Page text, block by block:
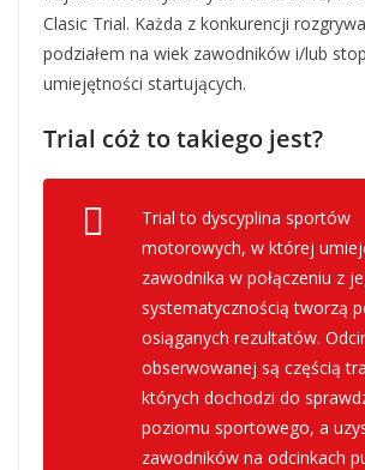
Clasic Trial. Każda z konkurencji
podziałem na wiek zawodników i/lub
umiejętności startujących.
Trial cóż to takiego jest?
Trial to dyscyplina sportów
motorowych, w której
zawodnika w połączeniu z
systematycznością tworzą
osiąganych rezultatów.
obserwowanej są częścią
których dochodzi do
poziomu sportowego, a
zawodników na odcinkach